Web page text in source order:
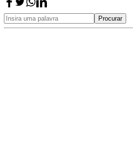
Procurar